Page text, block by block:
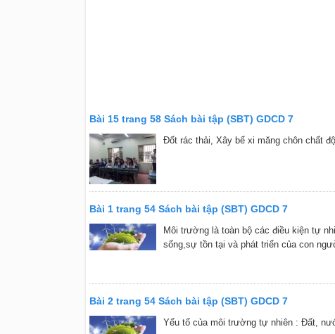
Bài 15 trang 58 Sách bài tập (SBT) GDCD 7
Đốt rác thải, Xây bể xi măng chôn chất
Bài 1 trang 54 Sách bài tập (SBT) GDCD 7
Môi trường là toàn bộ các điều kiện tự
sống,sự tồn tại và phát triển của con
Bài 2 trang 54 Sách bài tập (SBT) GDCD 7
Yếu tố của môi trường tự nhiên : Đất,